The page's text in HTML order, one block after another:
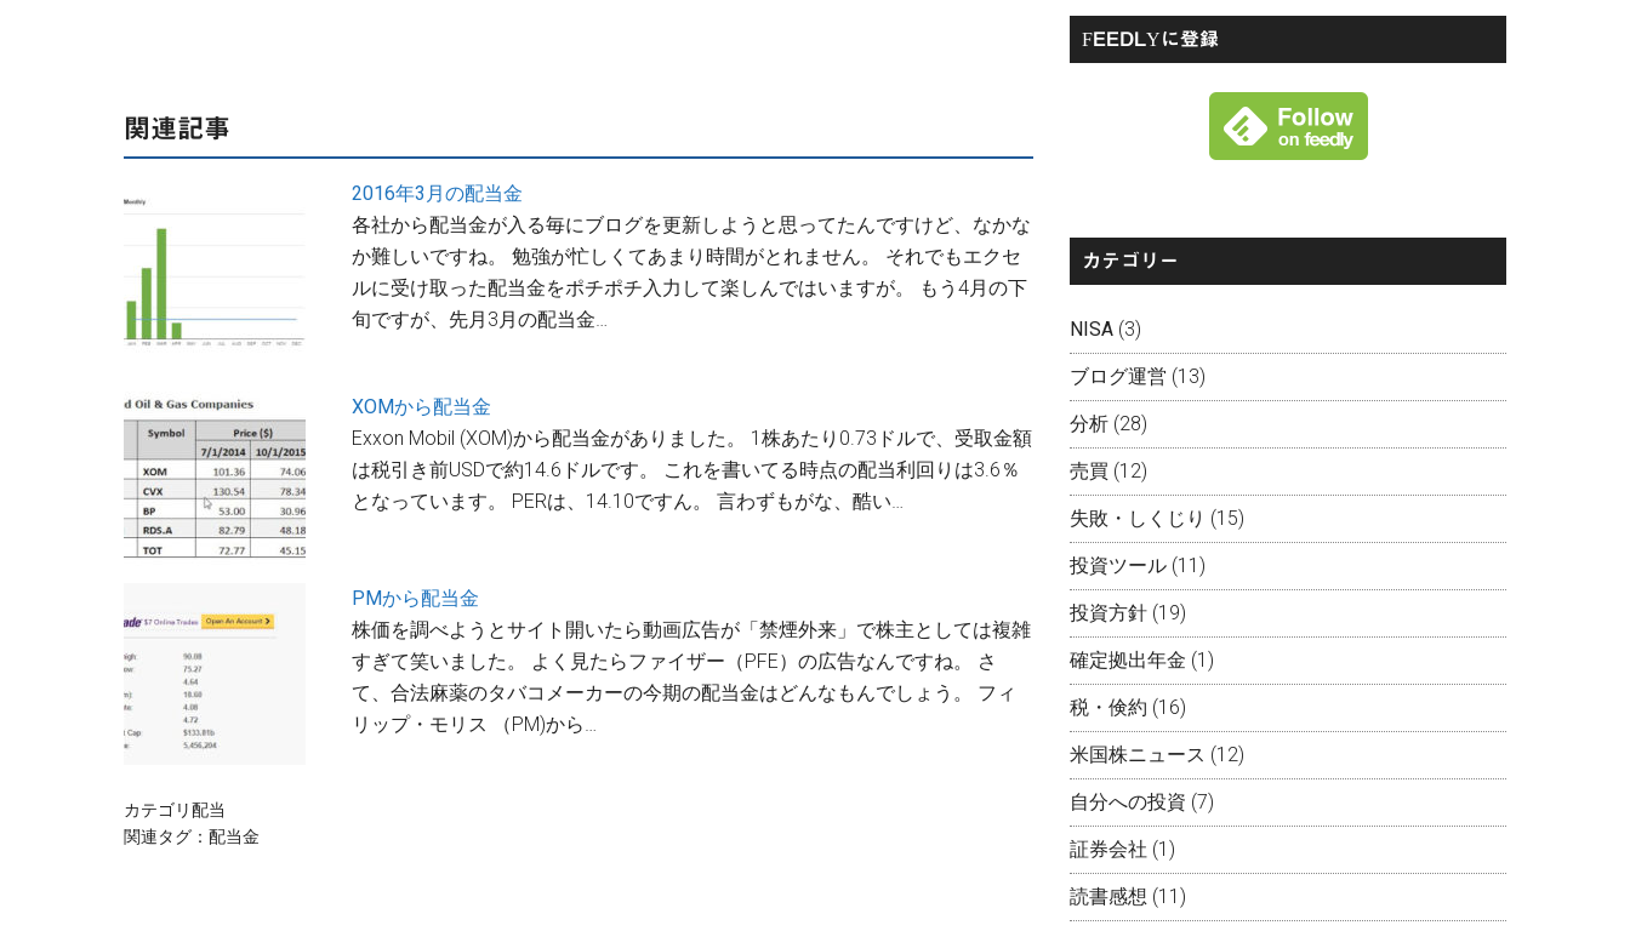
関連記事
2016年3月の配当金
各社から配当金が入る毎にブログを更新しようと思ってたんですけど、なかな
か難しいですね。 勉強が忙しくてあまり時間がとれません。 それでもエクセ
ルに受け取った配当金をポチポチ入力して楽しんではいますが。 もう4月の下
旬ですが、先月3月の配当金…
XOMから配当金
Exxon Mobil (XOM)から配当金がありました。 1株あたり0.73ドルで、受取金額
は税引き前USDで約14.6ドルです。 これを書いてる時点の配当利回りは3.6％
となっています。 PERは、14.10ですん。 言わずもがな、酷い…
PMから配当金
株価を調べようとサイト開いたら動画広告が「禁煙外来」で株主としては複雑
すぎて笑いました。 よく見たらファイザー（PFE）の広告なんですね。 さ
て、合法麻薬のタバコメーカーの今期の配当金はどんなもんでしょう。 フィ
リップ・モリス （PM)から…
カテゴリ配当
関連タグ： 配当金
FEEDLYに登録
カテゴリー
NISA (3)
ブログ運営 (13)
分析 (28)
売買 (12)
失敗・しくじり (15)
投資ツール (11)
投資方針 (19)
確定拠出年金 (1)
税・倹約 (16)
米国株ニュース (12)
自分への投資 (7)
証券会社 (1)
読書感想 (11)